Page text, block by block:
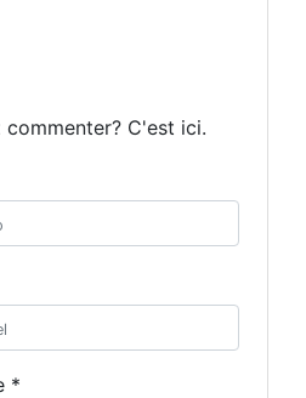
commenter? C'est ici.
*